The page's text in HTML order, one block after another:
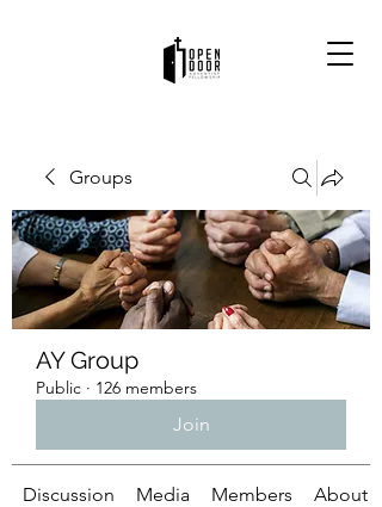
Groups
AY Group
Public · 126 members
Join
Discussion Media Members About